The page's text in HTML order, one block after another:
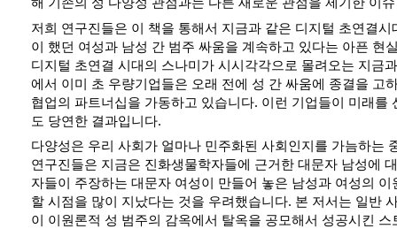
저희 연구진들은 이 책을 통해서 지금과 같은 디지털 초연결
이 했던 여성과 남성 간 범주 싸움을 계속하고 있다는 아픈 현
디지털 초연결 시대의 스나미가 시시각각으로 몰려오는 지금
에서 이미 초 우량기업들은 오래 전에 성 간 싸움에 종결을 고
협업의 파트너십을 가동하고 있습니다. 이런 기업들이 미래를
도 당연한 결과입니다.
다양성은 우리 사회가 얼마나 민주화된 사회인지를 가늠하는
연구진들은 지금은 진화생물학자들에 근거한 대문자 남성에
자들이 주장하는 대문자 여성이 만들어 놓은 남성과 여성의
할 시점을 많이 지났다는 것을 우려했습니다. 본 저서는 일반
이 이원론적 성 범주의 감옥에서 탈옥을 공모해서 성공시킨